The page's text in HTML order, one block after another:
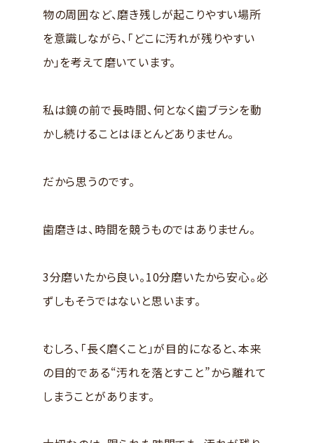
物の周囲など、磨き残しが起こりやすい場所
を意識しながら、「どこに汚れが残りやすい
か」を考えて磨いています。
私は鏡の前で長時間、何となく歯ブラシを動
かし続けることはほとんどありません。
だから思うのです。
歯磨きは、時間を競うものではありません。
3分磨いたから良い。10分磨いたから安心。必
ずしもそうではないと思います。
むしろ、「長く磨くこと」が目的になると、本来
の目的である“汚れを落とすこと”から離れて
しまうことがあります。